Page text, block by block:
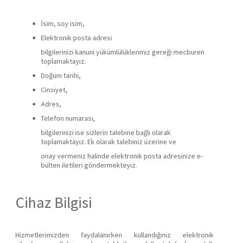
İsim, soy isim,
Elektronik posta adresi
bilgilerinizi kanuni yükümlülüklerimiz gereği mecburen
toplamaktayız.
Doğum tarihi,
Cinsiyet,
Adres,
Telefon numarası,
bilgilerinizi ise sizlerin talebine bağlı olarak
toplamaktayız. Ek olarak talebiniz üzerine ve
onay vermeniz halinde elektronik posta adresinize e-
bülten iletileri göndermekteyiz.
Cihaz Bilgisi
Hizmetlerimizden faydalanırken kullandığınız elektronik